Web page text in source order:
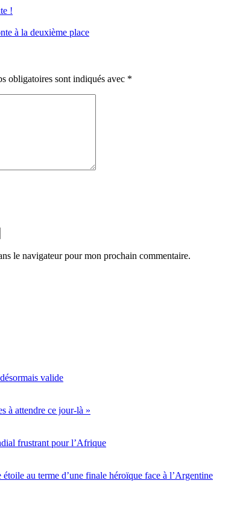
!
à la deuxième place
obligatoires sont indiqués avec *
le navigateur pour mon prochain commentaire.
valide
à attendre ce jour-là »
frustrant pour l’Afrique
au terme d’une finale héroïque face à l’Argentine